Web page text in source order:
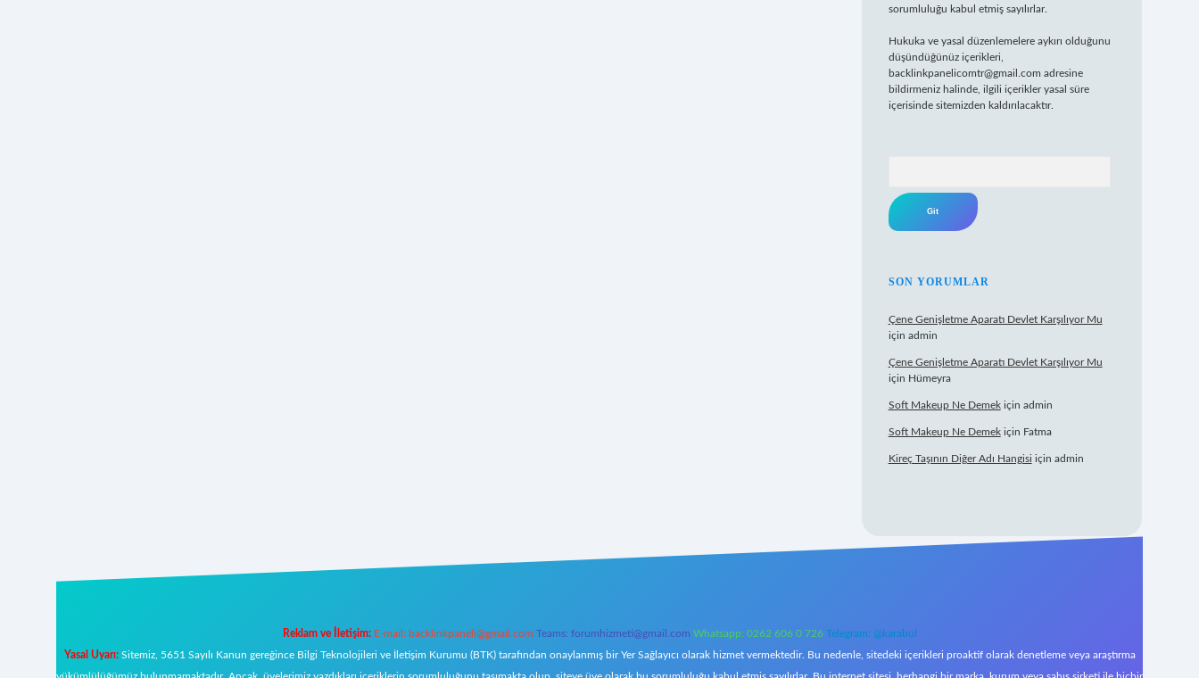
sorumluluğu kabul etmiş sayılırlar.
Hukuka ve yasal düzenlemelere aykırı olduğunu
düşündüğünüz içerikleri,
backlinkpanelicomtr@gmail.com adresine
bildirmeniz halinde, ilgili içerikler yasal süre
içerisinde sitemizden kaldırılacaktır.
SON YORUMLAR
Çene Genişletme Aparatı Devlet Karşılıyor Mu
için admin
Çene Genişletme Aparatı Devlet Karşılıyor Mu
için Hümeyra
Soft Makeup Ne Demekiçin admin
Soft Makeup Ne Demekiçin Fatma
Kireç Taşının Diğer Adı Hangisi için admin
Reklam ve İletişim: E-mail: backlinkpaneli@gmail.com Teams: forumhizmeti@gmail.com Whatsapp: 0262 606 0 726 Telegram: @karabul
Yasal Uyarı:Sitemiz, 5651 Sayılı Kanun gereğince Bilgi Teknolojileri ve İletişim Kurumu (BTK) tarafından onaylanmış bir Yer Sağlayıcı olarak hizmet vermektedir. Bu nedenle, sitedeki içerikleri proaktif olarak denetleme veya araştırma